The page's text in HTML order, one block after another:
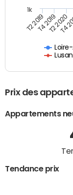
T2 2019T4 2019T2 2020
T4
1k
Prix des
Appartements
Tendance prix